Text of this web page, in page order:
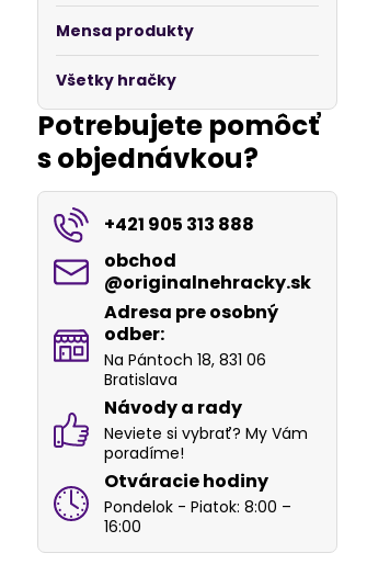
Mensa produkty
Všetky hračky
Potrebujete pomôcť
s objednávkou?
+421 905 313 888
obchod​
@originalnehracky​.sk
Adresa pre osobný
odber:
Na Pántoch 18, 831 06
Bratislava
Návody a rady
Neviete si vybrať? My Vám
poradíme!
Otváracie hodiny
Pondelok - Piatok: 8:00 –
16:00